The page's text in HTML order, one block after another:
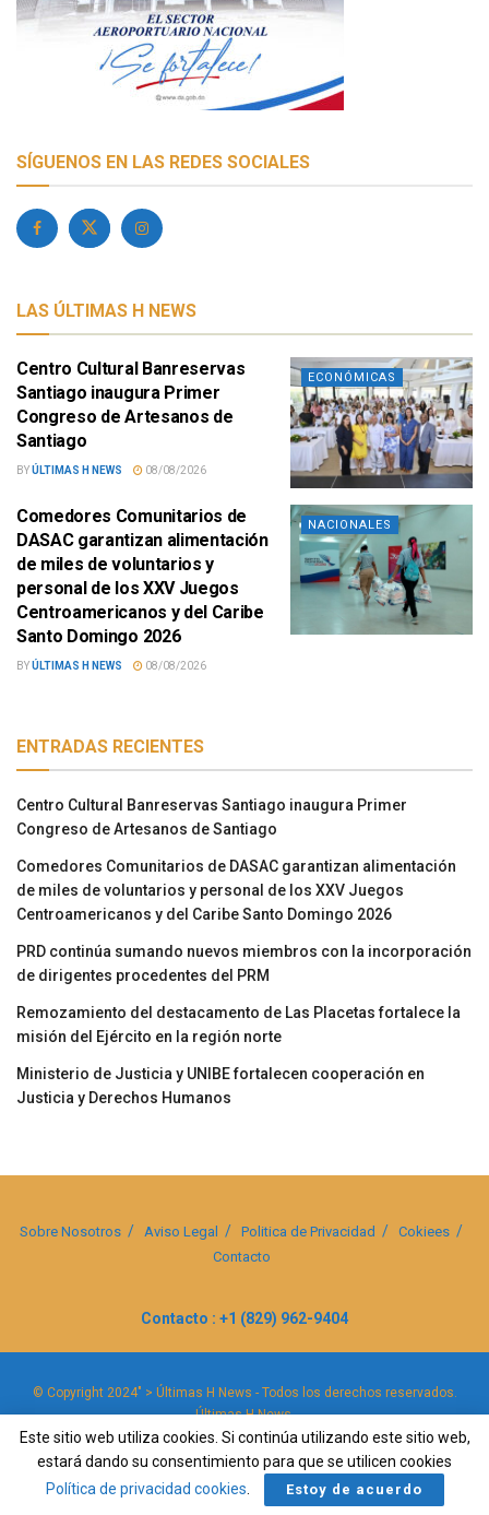
SÍGUENOS EN LAS REDES SOCIALES
LAS ÚLTIMAS H NEWS
ECONÓMICAS
Centro Cultural Banreservas
Santiago inaugura Primer
Congreso de Artesanos de
Santiago
BYÚLTIMAS H NEWS 08/08/2026
NACIONALES
Comedores Comunitarios de
DASAC garantizan alimentación
de miles de voluntarios y
personal de los XXV Juegos
Centroamericanos y del Caribe
Santo Domingo 2026
BYÚLTIMAS H NEWS 08/08/2026
ENTRADAS RECIENTES
Centro Cultural Banreservas Santiago inaugura Primer
Congreso de Artesanos de Santiago
Comedores Comunitarios de DASAC garantizan alimentación
de miles de voluntarios y personal de los XXV Juegos
Centroamericanos y del Caribe Santo Domingo 2026
PRD continúa sumando nuevos miembros con la incorporación
de dirigentes procedentes del PRM
Remozamiento del destacamento de Las Placetas fortalece la
misión del Ejército en la región norte
Ministerio de Justicia y UNIBE fortalecen cooperación en
Justicia y Derechos Humanos
Sobre Nosotros Aviso Legal Politica de Privacidad
Cokiees
Contacto
Contacto : +1 (829) 962-9404
© Copyright 2024" > Últimas H News - Todos los derechos reservados.
Últimas H News.
Este sitio web utiliza cookies. Si continúa utilizando este sitio web,
estará dando su consentimiento para que se utilicen cookies
Política de privacidad cookies
Estoy de acuerdo